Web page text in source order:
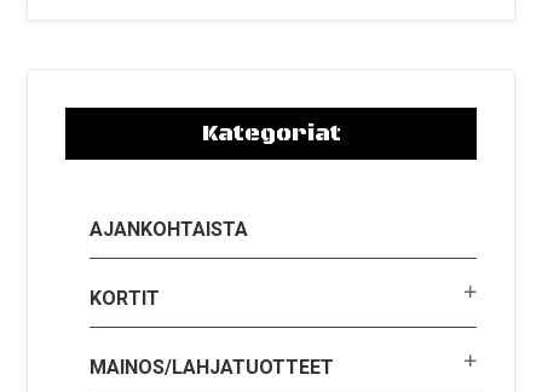
Kategoriat
AJANKOHTAISTA
KORTIT
MAINOS/LAHJATUOTTEET